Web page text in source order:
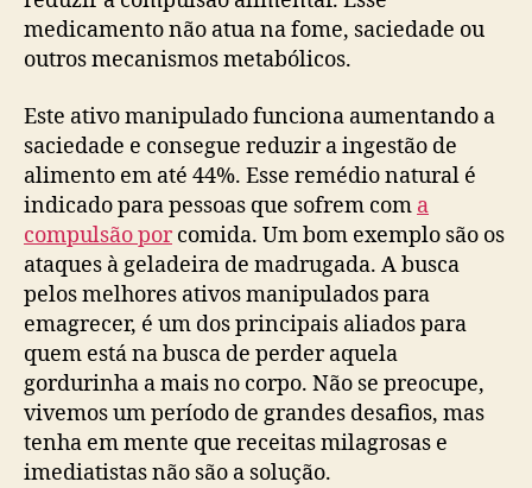
medicamento não atua na fome, saciedade ou
outros mecanismos metabólicos.
Este ativo manipulado funciona aumentando a
saciedade e consegue reduzir a ingestão de
alimento em até 44%. Esse remédio natural é
indicado para pessoas que sofrem com a
compulsão porcomida. Um bom exemplo são os
ataques à geladeira de madrugada. A busca
pelos melhores ativos manipulados para
emagrecer, é um dos principais aliados para
quem está na busca de perder aquela
gordurinha a mais no corpo. Não se preocupe,
vivemos um período de grandes desafios, mas
tenha em mente que receitas milagrosas e
imediatistas não são a solução.